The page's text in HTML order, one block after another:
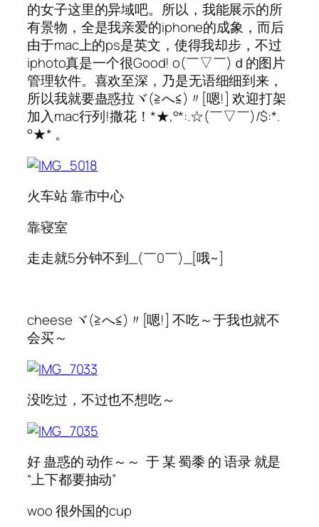
的女子这里的异域吧。所以，我能展示的所
有景物，全是我亲爱的iphone的成象，而后
由于mac上的ps是英文，使得我却步，不过
iphoto真是一个很Good! o(￣▽￣)ｄ的图片
管理软件。喜欢至深，乃是无语细细到来，
所以我就要蛊惑拉ヾ(≧へ≦)〃[嗯!] 欢迎打架
加入mac行列!撒花！*★,°*:.☆(￣▽￣)/$:*.
°★* 。
火车站 靠市中心
靠寝室
走走就5分钟不到_(￣0￣)_[哦~]
cheese ヾ(≧へ≦)〃[嗯!] 不吃～于我也就不
会买～
没吃过，不过也不想吃～
好 蛊惑的 动作～～ 于 某 蜀黍 的 语录 就是
“上下都要抽动”
woo 很外国的cup